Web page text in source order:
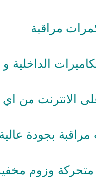
مراقبة
الداخلية و
الانترنت من اي
مراقبة بجودة عالية
وزوم